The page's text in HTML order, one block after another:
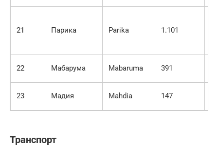
21 Парика Parika 1.101
22 Мабарума Mabaruma 391
23 Мадия Mahdia 147
Транспорт